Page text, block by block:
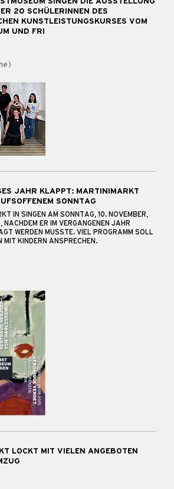
20 SCHÜLERINNEN DES
KUNSTLEISTUNGSKURSES VOM
UND FRI
JAHR KLAPPT: MARTINIMARKT
SONNTAG
IN SINGEN AM SONNTAG, 10. NOVEMBER,
NACHDEM ER IM VERGANGENEN JAHR
WERDEN MUSSTE. VIEL PROGRAMM SOLL
MIT KINDERN ANSPRECHEN.
LOCKT MIT VIELEN ANGEBOTEN